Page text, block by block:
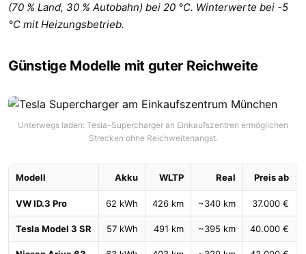
(70 % Land, 30 % Autobahn) bei 20 °C. Winterwerte bei -5
°C mit Heizungsbetrieb.
Günstige Modelle mit guter Reichweite
Unterwegs laden: Tesla-Supercharger an Einkaufszentren ermöglichen
Strecken ohne Reichweitenangst.
Modell Akku WLTP Real Preis ab
VW ID.3 Pro 62 kWh 426 km ~340 km 37.000 €
Tesla Model 3 SR 57 kWh 491 km ~395 km 40.000 €